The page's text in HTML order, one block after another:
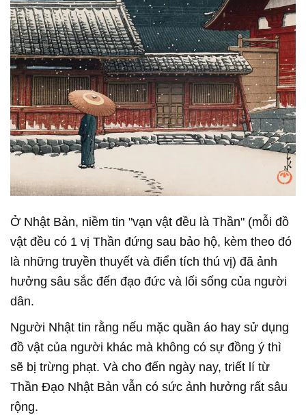
Ở Nhật Bản, niềm tin "vạn vật đều là Thần" (mỗi đồ
vật đều có 1 vị Thần đứng sau bảo hộ, kèm theo đó
là những truyền thuyết và điển tích thú vị) đã ảnh
hưởng sâu sắc đến đạo đức và lối sống của người
dân.
Người Nhật tin rằng nếu mặc quần áo hay sử dụng
đồ vật của người khác mà không có sự đồng ý thì
sẽ bị trừng phạt. Và cho đến ngày nay, triết lí từ
Thần Đạo Nhật Bản vẫn có sức ảnh hưởng rất sâu
rộng.